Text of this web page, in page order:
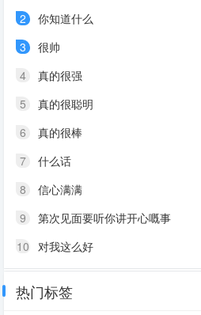
2
你知道什么
3
很帅
4
真的很强
5
真的很聪明
6
真的很棒
7
什么话
8
信心满满
9
第次见面要听你讲开心嘅事
10 对我这么好
热门标签